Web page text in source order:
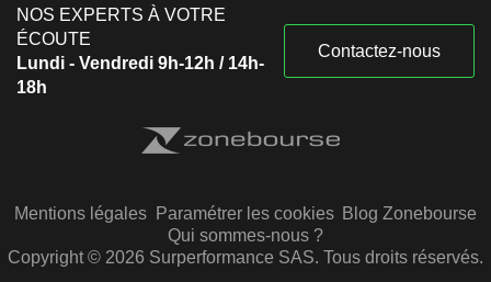
NOS EXPERTS À VOTRE
ÉCOUTE
Lundi - Vendredi 9h-12h / 14h-
18h
Contactez-nous
Mentions légales Paramétrer les cookies Blog Zonebourse
Qui sommes-nous ?
Copyright © 2026 Surperformance SAS. Tous droits réservés.